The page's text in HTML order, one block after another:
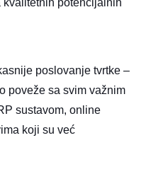
potencijalnih
poslovanje tvrtke –
poveže sa svim važnim
sustavom, online
koji su već